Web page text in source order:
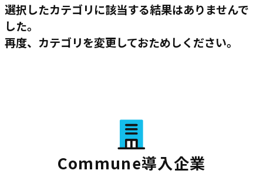
選択したカテゴリに該当する結果はありませんで
した。
再度、カテゴリを変更しておためしください。
Commune導入企業